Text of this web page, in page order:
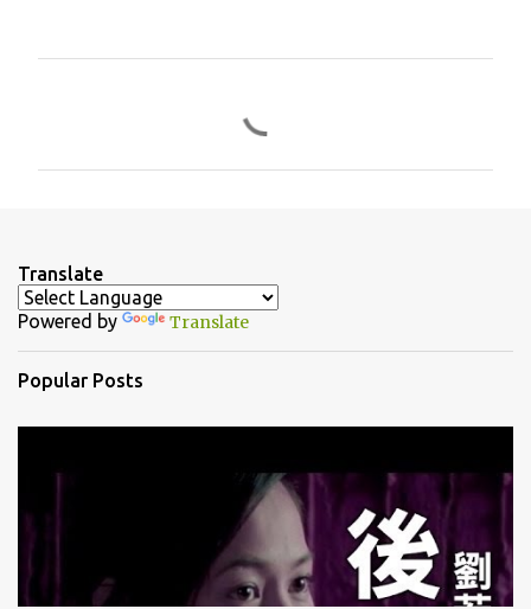
t
s
Translate
Powered by Translate
Popular Posts